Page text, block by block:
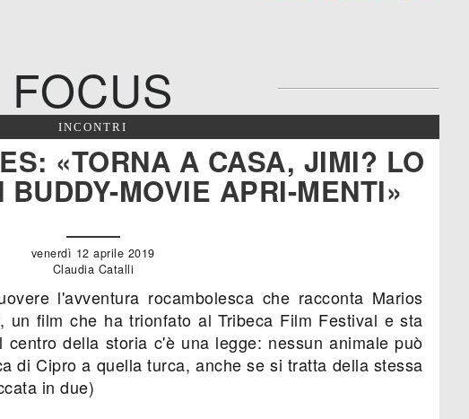
FOCUS
INCONTRI
«TORNA A CASA, JIMI? LO
BUDDY-MOVIE APRI-MENTI»
venerdì 12 aprile 2019
Claudia Catalli
l'avventura rocambolesca che racconta Marios
un film che ha trionfato al Tribeca Film Festival e sta
della storia c'è una legge: nessun animale può
di Cipro a quella turca, anche se si tratta della stessa
in due)